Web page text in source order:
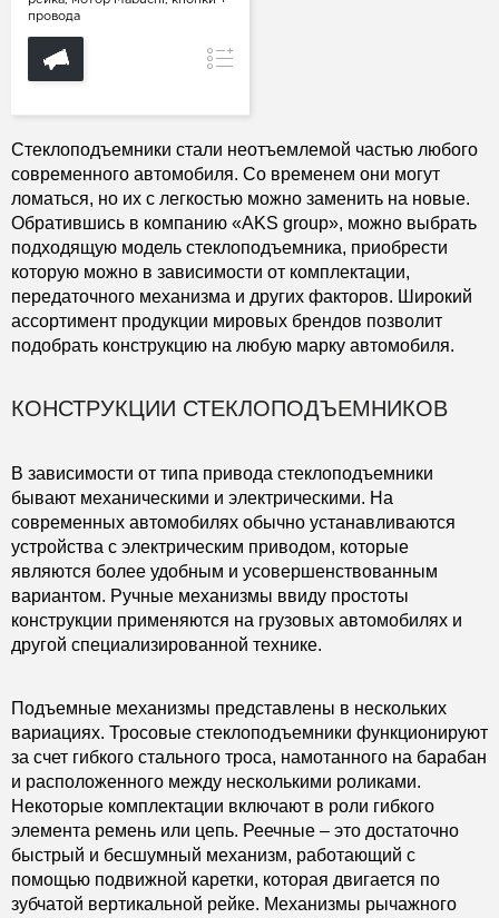
провода
Сравнение
Стеклоподъемники стали неотъемлемой частью любого
современного автомобиля. Со временем они могут
ломаться, но их с легкостью можно заменить на новые.
Обратившись в компанию «AKS group», можно выбрать
подходящую модель стеклоподъемника, приобрести
которую можно в зависимости от комплектации,
передаточного механизма и других факторов. Широкий
ассортимент продукции мировых брендов позволит
подобрать конструкцию на любую марку автомобиля.
КОНСТРУКЦИИ СТЕКЛОПОДЪЕМНИКОВ
В зависимости от типа привода стеклоподъемники
бывают механическими и электрическими. На
современных автомобилях обычно устанавливаются
устройства с электрическим приводом, которые
являются более удобным и усовершенствованным
вариантом. Ручные механизмы ввиду простоты
конструкции применяются на грузовых автомобилях и
другой специализированной технике.
Подъемные механизмы представлены в нескольких
вариациях. Тросовые стеклоподъемники функционируют
за счет гибкого стального троса, намотанного на барабан
и расположенного между несколькими роликами.
Некоторые комплектации включают в роли гибкого
элемента ремень или цепь. Реечные – это достаточно
быстрый и бесшумный механизм, работающий с
помощью подвижной каретки, которая двигается по
зубчатой вертикальной рейке. Механизмы рычажного